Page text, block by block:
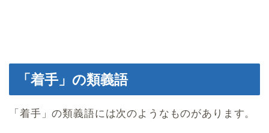
「着手」の類義語
「着手」の類義語には次のようなものがあります。